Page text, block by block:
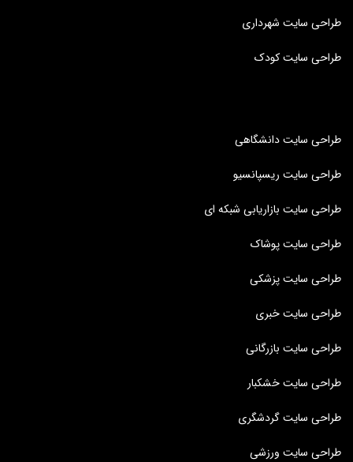
طراحی سایت شهرداری
طراحی سایت کودک
طراحی سایت دانشگاهی
طراحی سایت ریسپانسیو
طراحی سایت بازاریابی شبکه ای
طراحی سایت پوشاک
طراحی سایت پزشکی
طراحی سایت خبری
طراحی سایت بازرگانی
طراحی سایت خشکبار
طراحی سایت گردشگری
طراحی سایت ورزشی